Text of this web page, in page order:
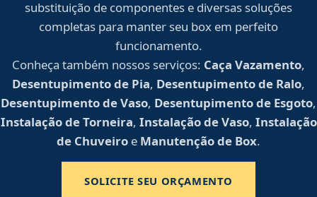
substituição de componentes e diversas soluções
completas para manter seu box em perfeito
funcionamento.
Conheça também nossos serviços: Caça Vazamento,
Desentupimento de Pia, Desentupimento de Ralo,
Desentupimento de Vaso, Desentupimento de Esgoto,
Instalação de Torneira, Instalação de Vaso, Instalação
de Chuveiro e Manutenção de Box.
SOLICITE SEU ORÇAMENTO